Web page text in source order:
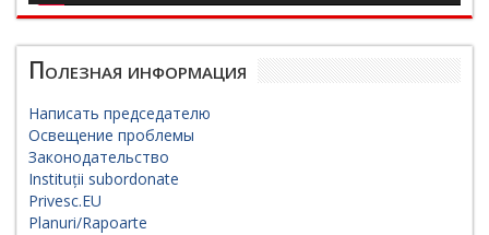
Полезная информация
Написать председателю
Освещение проблемы
Законодательство
Instituții subordonate
Privesc.EU
Planuri/Rapoarte